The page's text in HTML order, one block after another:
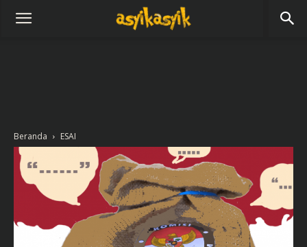
Beranda ESAI